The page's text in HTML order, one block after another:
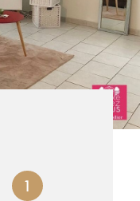
ALERTE
ESTIMATION
NOS BIENS
1
RECHERCHER